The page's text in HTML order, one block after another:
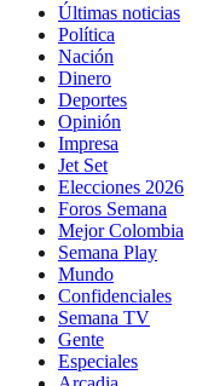
Últimas noticias
Política
Nación
Dinero
Deportes
Opinión
Impresa
Jet Set
Elecciones 2026
Foros Semana
Mejor Colombia
Semana Play
Mundo
Confidenciales
Semana TV
Gente
Especiales